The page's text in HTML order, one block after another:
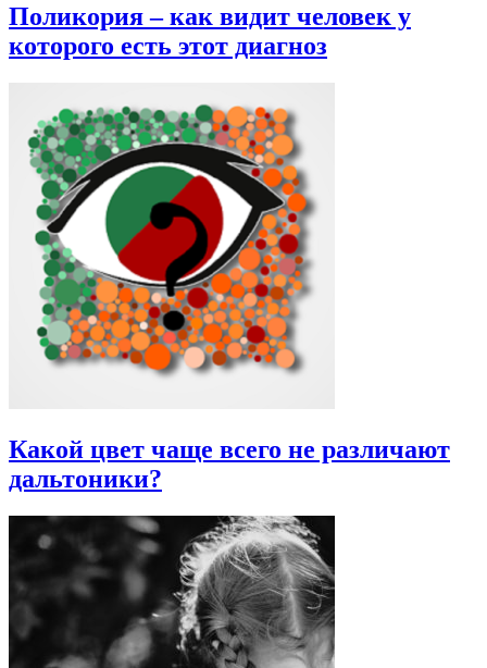
Поликория – как видит человек у
которого есть этот диагноз
Какой цвет чаще всего не различают
дальтоники?